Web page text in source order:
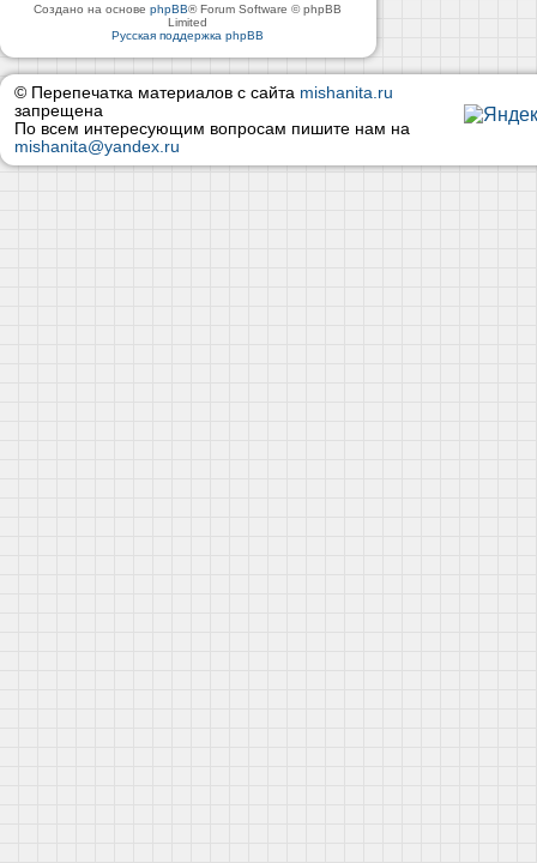
Создано на основеphpBB® Forum Software © phpBB
Limited
Русская поддержка phpBB
© Перепечатка материалов с сайта mishanita.ru
запрещена
По всем интересующим вопросам пишите нам на
mishanita@yandex.ru